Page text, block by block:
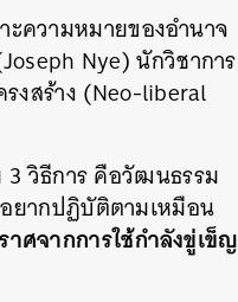
ความหมายของอำนาจ
Nye) นักวิชาการ
งสร้าง (Neo-liberal
3 วิธีการ คือวัฒนธรรม
ยากปฏิบัติตามเหมือน
าศจากการใช้กำลังขู่เข็ญ